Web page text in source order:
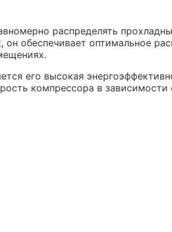
распределять
обеспечивает оптимальное
его высокая
компрессора в